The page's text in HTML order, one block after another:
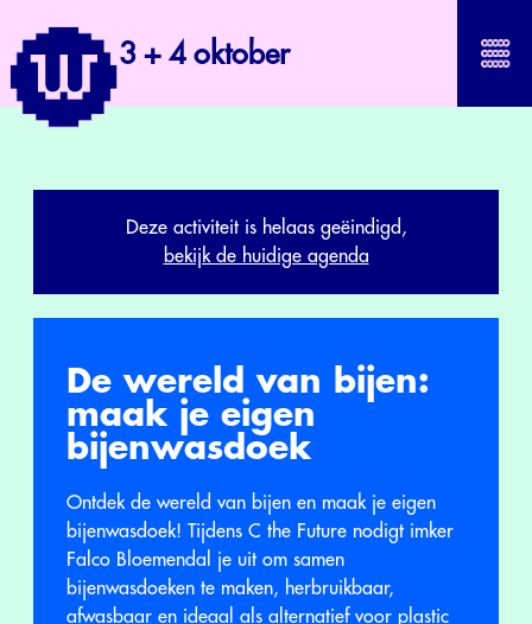
3 + 4 oktober
Deze activiteit is helaas geëindigd,
bekijk de huidige agenda
De wereld van bijen:
maak je eigen
bijenwasdoek
Ontdek de wereld van bijen en maak je eigen
bijenwasdoek! Tijdens C the Future nodigt imker
Falco Bloemendal je uit om samen
bijenwasdoeken te maken, herbruikbaar,
afwasbaar en ideaal als alternatief voor plastic